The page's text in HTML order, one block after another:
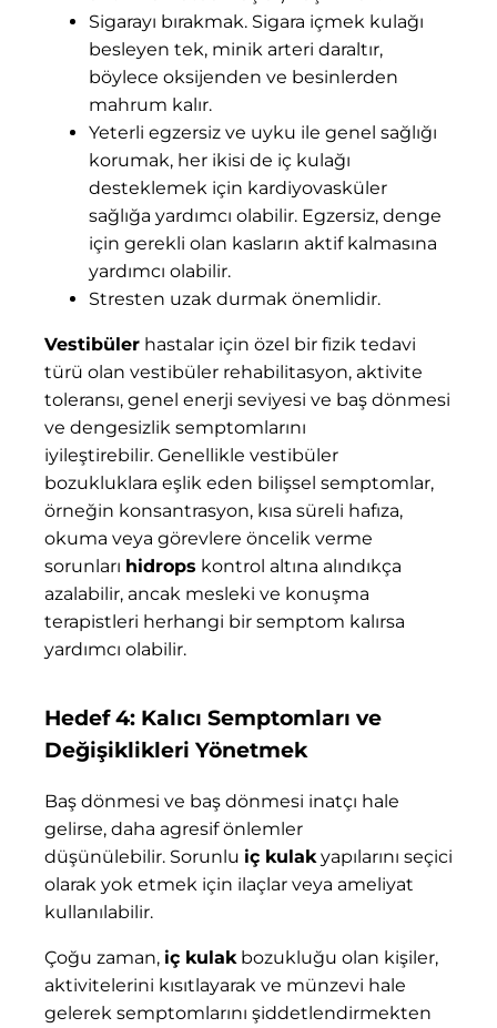
Sigarayı bırakmak. Sigara içmek kulağı
besleyen tek, minik arteri daraltır,
böylece oksijenden ve besinlerden
mahrum kalır.
Yeterli egzersiz ve uyku ile genel sağlığı
korumak, her ikisi de iç kulağı
desteklemek için kardiyovasküler
sağlığa yardımcı olabilir. Egzersiz, denge
için gerekli olan kasların aktif kalmasına
yardımcı olabilir.
Stresten uzak durmak önemlidir.
Vestibüler hastalar için özel bir fizik tedavi
türü olan vestibüler rehabilitasyon, aktivite
toleransı, genel enerji seviyesi ve baş dönmesi
ve dengesizlik semptomlarını
iyileştirebilir. Genellikle vestibüler
bozukluklara eşlik eden bilişsel semptomlar,
örneğin konsantrasyon, kısa süreli hafıza,
okuma veya görevlere öncelik verme
sorunları hidrops kontrol altına alındıkça
azalabilir, ancak mesleki ve konuşma
terapistleri herhangi bir semptom kalırsa
yardımcı olabilir.
Hedef 4: Kalıcı Semptomları ve
Değişiklikleri Yönetmek
Baş dönmesi ve baş dönmesi inatçı hale
gelirse, daha agresif önlemler
düşünülebilir. Sorunlu iç kulakyapılarını seçici
olarak yok etmek için ilaçlar veya ameliyat
kullanılabilir.
Çoğu zaman, iç kulakbozukluğu olan kişiler,
aktivitelerini kısıtlayarak ve münzevi hale
gelerek semptomlarını şiddetlendirmekten